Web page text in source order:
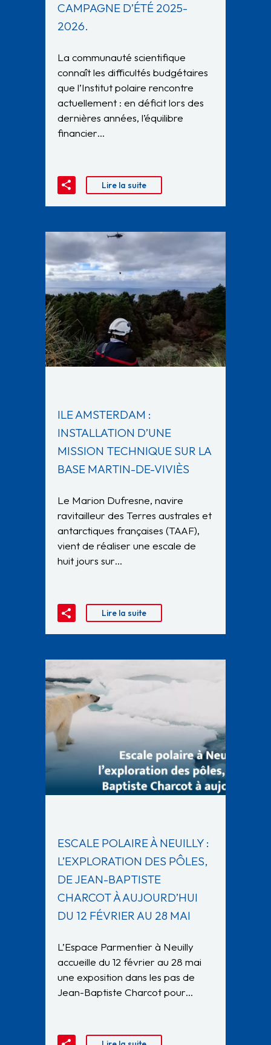
CAMPAGNE D’ÉTÉ 2025-
2026.
La communauté scientifique
connaît les difficultés budgétaires
que l’Institut polaire rencontre
actuellement : en déficit lors des
dernières années, l’équilibre
financier…
Lire la suite
ILE AMSTERDAM :
INSTALLATION D’UNE
MISSION TECHNIQUE SUR LA
BASE MARTIN-DE-VIVIÈS
Le Marion Dufresne, navire
ravitailleur des Terres australes et
antarctiques françaises (TAAF),
vient de réaliser une escale de
huit jours sur…
Lire la suite
ESCALE POLAIRE À NEUILLY :
L’EXPLORATION DES PÔLES,
DE JEAN-BAPTISTE
CHARCOT À AUJOURD’HUI
DU 12 FÉVRIER AU 28 MAI
L’Espace Parmentier à Neuilly
accueille du 12 février au 28 mai
une exposition dans les pas de
Jean-Baptiste Charcot pour…